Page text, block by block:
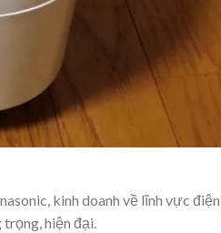
kinh doanh về lĩnh vực điện
hiện đại.